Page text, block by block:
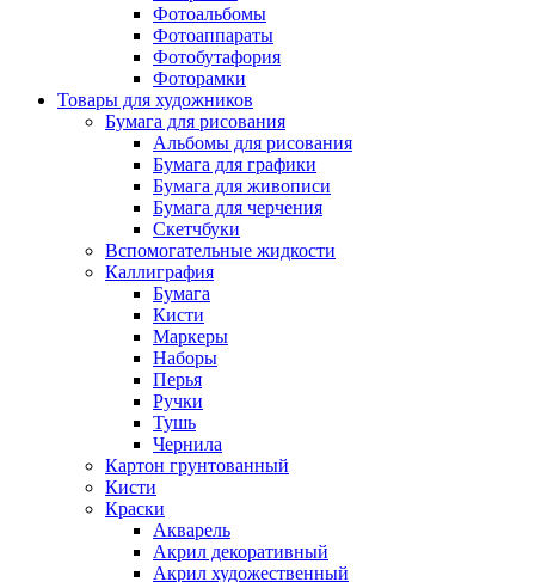
Фотоальбомы
Фотоаппараты
Фотобутафория
Фоторамки
Товары для художников
Бумага для рисования
Альбомы для рисования
Бумага для графики
Бумага для живописи
Бумага для черчения
Скетчбуки
Вспомогательные жидкости
Каллиграфия
Бумага
Кисти
Маркеры
Наборы
Перья
Ручки
Тушь
Чернила
Картон грунтованный
Кисти
Краски
Акварель
Акрил декоративный
Акрил художественный